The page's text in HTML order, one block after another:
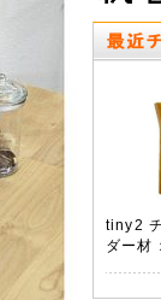
tiny2
ダー材